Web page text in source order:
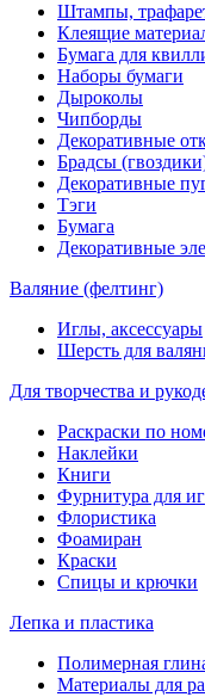
Штампы,
Клеящие
Бумага для
Наборы бумаги
Дыроколы
Чипборды
Декоративные
Брадсы
Декоративные
Тэги
Бумага
Декоративные
Валяние (фелтинг)
Иглы, аксессуары
Шерсть для
Для творчества и
Раскраски по
Наклейки
Книги
Фурнитура для
Флористика
Фоамиран
Краски
Спицы и крючки
Лепка и пластика
Полимерная
Материалы для